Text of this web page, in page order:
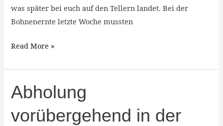
was später bei euch auf den Tellern landet. Bei der
Bohnenernte letzte Woche mussten
Read More »
Abholung
vorübergehend in der
Abholung
vorübergehend
in